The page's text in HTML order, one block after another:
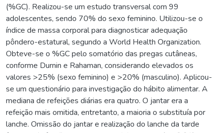
(%GC). Realizou-se um estudo transversal com 99
adolescentes, sendo 70% do sexo feminino. Utilizou-se o
índice de massa corporal para diagnosticar adequação
pôndero-estatural, segundo a World Health Organization.
Obteve-se o %GC pelo somatório das pregas cutâneas,
conforme Durnin e Rahaman, considerando elevados os
valores >25% (sexo feminino) e >20% (masculino). Aplicou-
se um questionário para investigação do hábito alimentar. A
mediana de refeições diárias era quatro. O jantar era a
refeição mais omitida, entretanto, a maioria o substituía por
lanche. Omissão do jantar e realização do lanche da tarde